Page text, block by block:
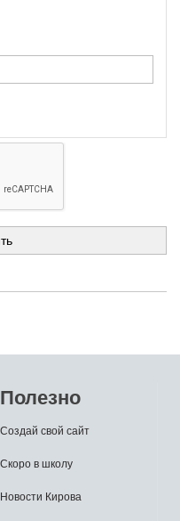
Полезно
Создай свой сайт
Скоро в школу
Новости Кирова